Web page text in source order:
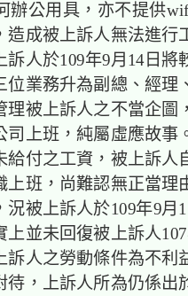
辦公用具，亦不提供
造成被上訴人無法進行
人於109年9月14日將
位業務升為副總、經理
理被上訴人之不當企圖
司上班，純屬虛應故事
給付之工資，被上訴人
上班，尚難認無正當理
被上訴人於109年9月
並未回復被上訴人
訴人之勞動條件為不利
待，上訴人所為仍係出